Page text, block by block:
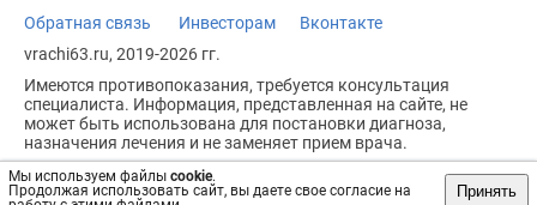
Мы используем файлы cookie.
Продолжая использовать сайт, вы даете свое согласие на
Принять
Обратная связь Инвесторам
Вконтакте
vrachi63.ru, 2019-2026 гг.
Имеются противопоказания, требуется консультация
специалиста. Информация, представленная на сайте, не
может быть использована для постановки диагноза,
назначения лечения и не заменяет прием врача.
Возрастное ограничение: 18+